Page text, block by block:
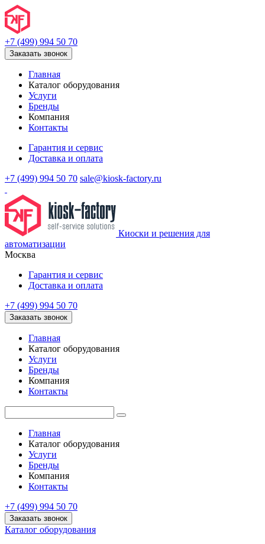
+7 (499) 994 50 70
Заказать звонок
Главная
Каталог оборудования
Услуги
Бренды
Компания
Контакты
Гарантия и сервис
Доставка и оплата
+7 (499) 994 50 70 sale@kiosk-factory.ru
Киоски и решения для
автоматизации
Москва
Гарантия и сервис
Доставка и оплата
+7 (499) 994 50 70
Заказать звонок
Главная
Каталог оборудования
Услуги
Бренды
Компания
Контакты
Главная
Каталог оборудования
Услуги
Бренды
Компания
Контакты
+7 (499) 994 50 70
Заказать звонок
Каталог оборудования